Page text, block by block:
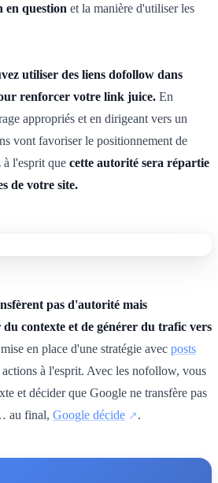
en question et la manière d'utiliser les
utiliser des liens dofollow dans
renforcer votre link juice. En
appropriés et en dirigeant vers un
vont favoriser le positionnement de
à l'esprit que cette autorité sera répartie
de votre site.
pas d'autorité mais
contexte et de générer du trafic vers
en place d'une stratégie avec posts
actions à l'esprit. Avec les nofollow, vous
et décider que Google ne transfère pas
au final, Google décide .